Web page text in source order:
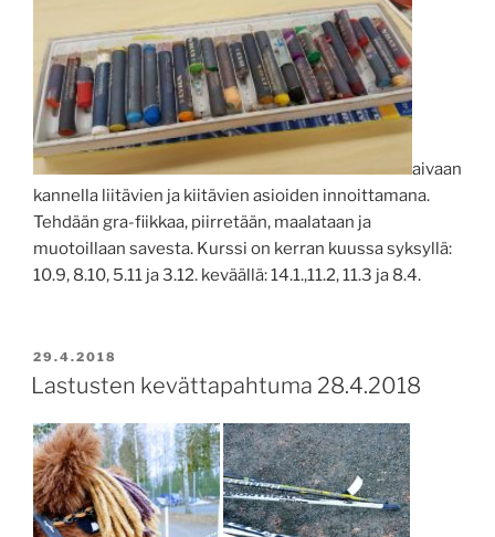
aivaan
kannella liitävien ja kiitävien asioiden innoittamana.
Tehdään gra-fiikkaa, piirretään, maalataan ja
muotoillaan savesta. Kurssi on kerran kuussa syksyllä:
10.9, 8.10, 5.11 ja 3.12. keväällä: 14.1.,11.2, 11.3 ja 8.4.
JULKAISTU
29.4.2018
Lastusten kevättapahtuma 28.4.2018